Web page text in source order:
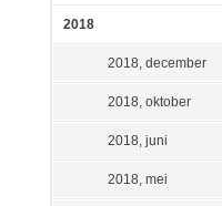
2018
2018, december
2018, oktober
2018, juni
2018, mei